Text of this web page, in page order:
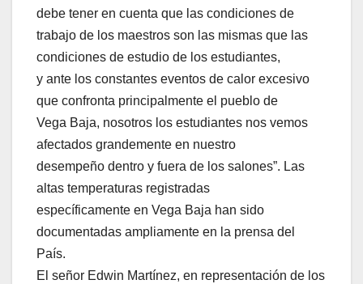
debe tener en cuenta que las condiciones de
trabajo de los maestros son las mismas que las
condiciones de estudio de los estudiantes,
y ante los constantes eventos de calor excesivo
que confronta principalmente el pueblo de
Vega Baja, nosotros los estudiantes nos vemos
afectados grandemente en nuestro
desempeño dentro y fuera de los salones”. Las
altas temperaturas registradas
específicamente en Vega Baja han sido
documentadas ampliamente en la prensa del
País.
El señor Edwin Martínez, en representación de los